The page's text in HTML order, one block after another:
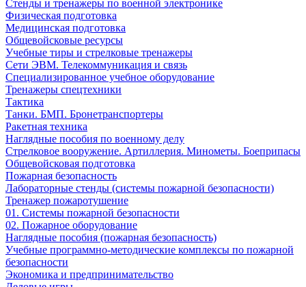
Стенды и тренажеры по военной электронике
Физическая подготовка
Медицинская подготовка
Общевойсковые ресурсы
Учебные тиры и стрелковые тренажеры
Сети ЭВМ. Телекоммуникация и связь
Специализированное учебное оборудование
Тренажеры спецтехники
Тактика
Танки. БМП. Бронетранспортеры
Ракетная техника
Наглядные пособия по военному делу
Стрелковое вооружение. Артиллерия. Минометы. Боеприпасы
Общевойсковая подготовка
Пожарная безопасность
Лабораторные стенды (системы пожарной безопасности)
Тренажер пожаротушение
01. Системы пожарной безопасности
02. Пожарное оборудование
Наглядные пособия (пожарная безопасность)
Учебные программно-методические комплексы по пожарной
безопасности
Экономика и предпринимательство